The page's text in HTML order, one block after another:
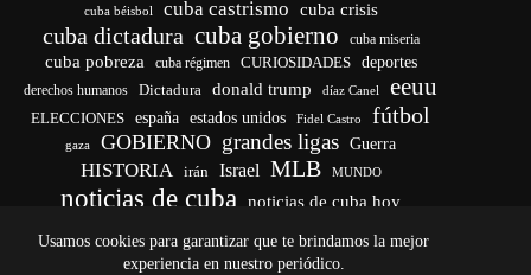
Usamos cookies para garantizar que te brindamos la mejor
experiencia en nuestro periódico.
cuba béisbol cuba castrismo cuba crisis
cuba dictadura cuba gobierno cuba miseria
cuba pobreza cuba régimen CURIOSIDADES deportes
derechos humanos Dictadura donald trump díaz Canel eeuu
ELECCIONES españa estados unidos Fidel Castro fútbol
gaza GOBIERNO grandes ligas Guerra
HISTORIA irán Israel MLB MUNDO
noticias de cuba
noticias de cuba hoy
vida yankees